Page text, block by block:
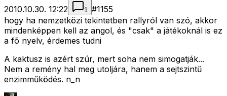
2010.10.30. 12:22 1 #1155
hogy ha nemzetközi tekintetben rallyról van szó, akkor
mindenképpen kell az angol, és "csak" a játékoknál is ez
a fõ nyelv, érdemes tudni
A kaktusz is azért szúr, mert soha nem simogatják...
Nem a remény hal meg utoljára, hanem a sejtszintű
enzimműködés. n_n